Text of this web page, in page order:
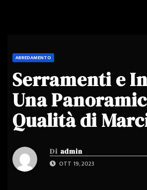
ARREDAMENTO
Serramenti e
Una
Qualità di
Di admin
OTT 19, 2023